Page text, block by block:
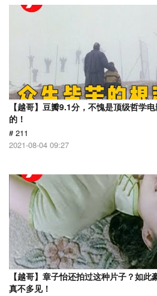
【越哥】豆瓣9.1分，不愧是顶级哲学
的！
# 211
2021-08-04 09:27
【越哥】章子怡还拍过这种片子？如
真不多见！